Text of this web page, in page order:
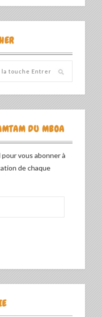
DU MBOA
vous abonner à
de chaque